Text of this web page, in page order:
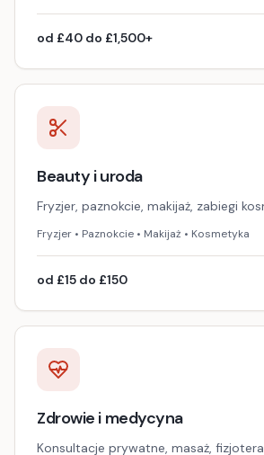
od £40 do £1,500+
Beauty i uroda
Fryzjer, paznokcie, makijaż, zabiegi
Fryzjer • Paznokcie • Makijaż • Kosmetyka
od £15 do £150
Zdrowie i medycyna
Konsultacje prywatne, masaż,